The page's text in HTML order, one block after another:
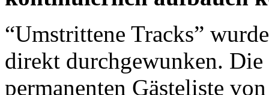
“Umstrittene Tracks”
direkt durchgewunken. Die
permanenten Gästeliste